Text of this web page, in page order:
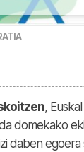
,
domekako
daben egoera